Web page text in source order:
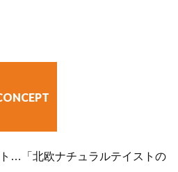
…「北欧ナチュラルテイストの